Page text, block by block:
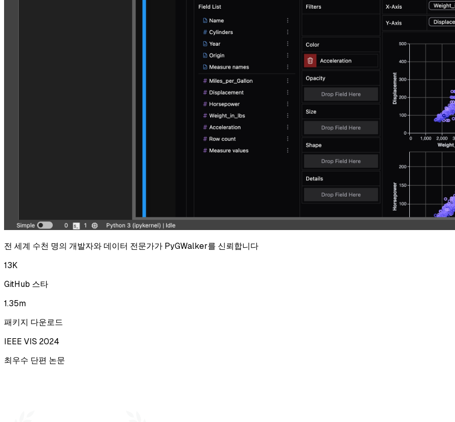
전 세계 수천 명의 개발자와 데이터 전문가가 PyGWalker를 신뢰합니다
13K
GitHub 스타
1.35m
패키지 다운로드
IEEE VIS 2024
최우수 단편 논문